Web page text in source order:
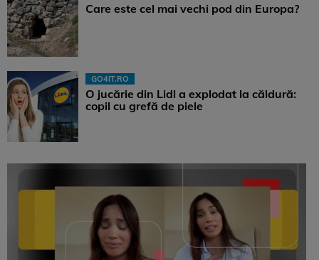
Care este cel mai vechi pod din Europa?
GO4IT.RO
O jucărie din Lidl a explodat la căldură:
copil cu grefă de piele